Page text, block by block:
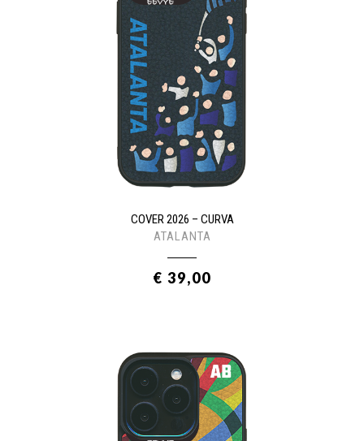
COVER 2026 – CURVA
ATALANTA
€ 39,00